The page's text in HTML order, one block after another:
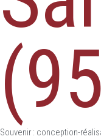
Souvenir : conception-